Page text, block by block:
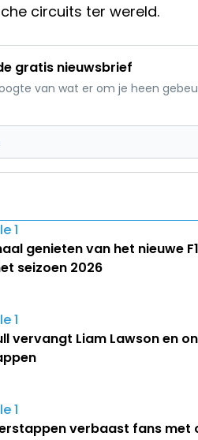
circuits ter wereld.
gratis nieuwsbrief
van wat er om je heen
1
genieten van het nieuwe
seizoen 2026
1
vervangt Liam Lawson en
1
verbaast fans